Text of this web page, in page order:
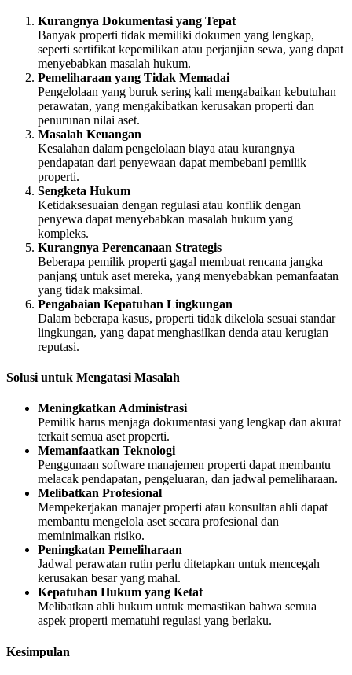
Kurangnya Dokumentasi yang Tepat
Banyak properti tidak memiliki dokumen yang lengkap,
seperti sertifikat kepemilikan atau perjanjian sewa, yang dapat
menyebabkan masalah hukum.
Pemeliharaan yang Tidak Memadai
Pengelolaan yang buruk sering kali mengabaikan kebutuhan
perawatan, yang mengakibatkan kerusakan properti dan
penurunan nilai aset.
Masalah Keuangan
Kesalahan dalam pengelolaan biaya atau kurangnya
pendapatan dari penyewaan dapat membebani pemilik
properti.
Sengketa Hukum
Ketidaksesuaian dengan regulasi atau konflik dengan
penyewa dapat menyebabkan masalah hukum yang
kompleks.
Kurangnya Perencanaan Strategis
Beberapa pemilik properti gagal membuat rencana jangka
panjang untuk aset mereka, yang menyebabkan pemanfaatan
yang tidak maksimal.
Pengabaian Kepatuhan Lingkungan
Dalam beberapa kasus, properti tidak dikelola sesuai standar
lingkungan, yang dapat menghasilkan denda atau kerugian
reputasi.
Solusi untuk Mengatasi Masalah
Meningkatkan Administrasi
Pemilik harus menjaga dokumentasi yang lengkap dan akurat
terkait semua aset properti.
Memanfaatkan Teknologi
Penggunaan software manajemen properti dapat membantu
melacak pendapatan, pengeluaran, dan jadwal pemeliharaan.
Melibatkan Profesional
Mempekerjakan manajer properti atau konsultan ahli dapat
membantu mengelola aset secara profesional dan
meminimalkan risiko.
Peningkatan Pemeliharaan
Jadwal perawatan rutin perlu ditetapkan untuk mencegah
kerusakan besar yang mahal.
Kepatuhan Hukum yang Ketat
Melibatkan ahli hukum untuk memastikan bahwa semua
aspek properti mematuhi regulasi yang berlaku.
Kesimpulan